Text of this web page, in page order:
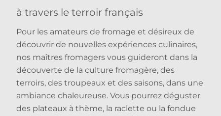
à travers le terroir français
Pour les amateurs de fromage et désireux de
découvrir de nouvelles expériences culinaires,
nos maîtres fromagers vous guideront dans la
découverte de la culture fromagère, des
terroirs, des troupeaux et des saisons, dans une
ambiance chaleureuse. Vous pourrez déguster
des plateaux à thème, la raclette ou la fondue